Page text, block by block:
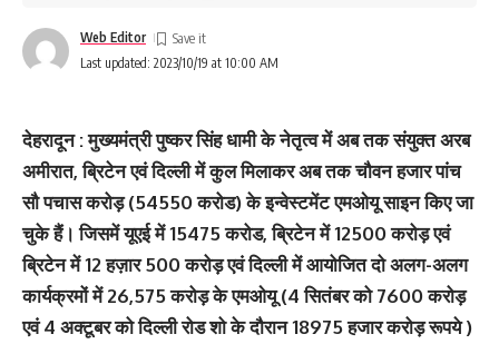
Last updated: 2023/10/19 at 10:00 AM
Web Editor
देहरादून : मुख्यमंत्री पुष्कर सिंह धामी के नेतृत्व में अब तक संयुक्त अरब
अमीरात, ब्रिटेन एवं दिल्ली में कुल मिलाकर अब तक चौवन हजार पांच
सौ पचास करोड़ (54550 करोड) के इन्वेस्टमेंट एमओयू साइन किए जा
चुके हैं। जिसमें यूएई में 15475 करोड, ब्रिटेन में 12500 करोड़ एवं
ब्रिटेन में 12 हज़ार 500 करोड़ एवं दिल्ली में आयोजित दो अलग-अलग
कार्यक्रमों में 26,575 करोड़ के एमओयू (4 सितंबर को 7600 करोड़
एवं 4 अक्टूबर को दिल्ली रोड शो के दौरान 18975 हजार करोड़ रूपये )